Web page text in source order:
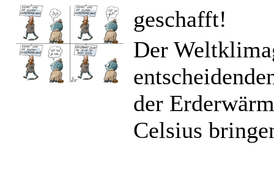
geschafft!
Der
der
Celsius